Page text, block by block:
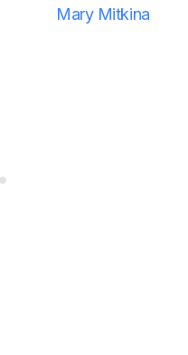
Mary Mitkina